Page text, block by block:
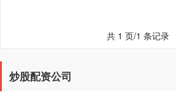
共 1 页/1 条记录
炒股配资公司